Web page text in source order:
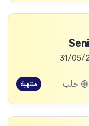
حلب منتهية